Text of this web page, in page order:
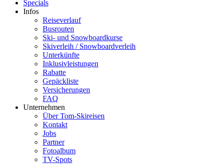
Specials
Infos
Reiseverlauf
Busrouten
Ski- und Snowboardkurse
Skiverleih / Snowboardverleih
Unterkünfte
Inklusivleistungen
Rabatte
Gepäckliste
Versicherungen
FAQ
Unternehmen
Über Tom-Skireisen
Kontakt
Jobs
Partner
Fotoalbum
TV-Spots